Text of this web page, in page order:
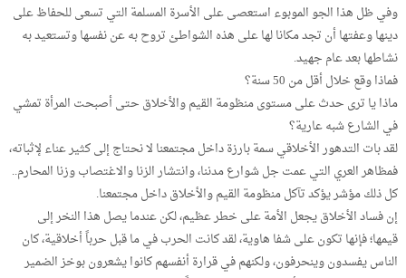
وفي ظل هذا الجو الموبوء استعصى على الأسرة المسلمة التي تسعى للحفاظ على
دينها وعفتها أن تجد مكانا لها على هذه الشواطئ تروح به عن نفسها وتستعيد به
نشاطها بعد عام جهيد.
فماذا وقع خلال أقل من 50 سنة؟
ماذا يا ترى حدث على مستوى منظومة القيم والأخلاق حتى أصبحت المرأة تمشي
في الشارع شبه عارية؟
لقد بات التدهور الأخلاقي سمة بارزة داخل مجتمعنا لا نحتاج إلى كثير عناء لإثباته،
فمظاهر العري التي عمت جل شوارع مدننا، وانتشار الزنا والاغتصاب وزنا المحارم..
كل ذلك مؤشر يؤكد تآكل منظومة القيم والأخلاق داخل مجتمعنا.
إن فساد الأخلاق يجعل الأمة على خطر عظيم، لكن عندما يصل هذا النخر إلى
قيمها؛ فإنها تكون على شفا هاوية، لقد كانت الحرب في ما قبل حرباً أخلاقية، كان
الناس يفسدون وينحرفون، ولكنهم في قرارة أنفسهم كانوا يشعرون بوخز الضمير